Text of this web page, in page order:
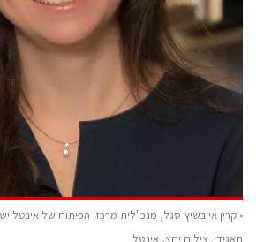
• קרין אייבשיץ-סגל, מנכ"לית מרכזי הפיתוח של אינטל
תאגידי. צילום יחצ, אינטל